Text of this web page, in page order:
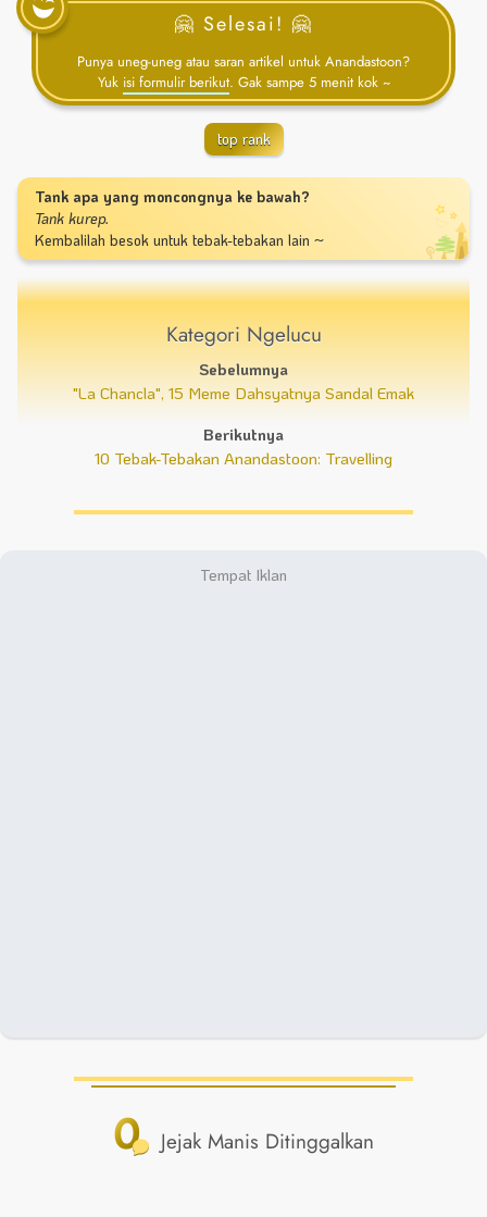
🤗 Selesai! 🤗
Punya uneg-uneg atau saran artikel untuk Anandastoon?
Yuk isi formulir berikut. Gak sampe 5 menit kok ~
top rank
Tank apa yang moncongnya ke bawah?
Tank kurep.
Kembalilah besok untuk tebak-tebakan lain ~
Kategori Ngelucu
Sebelumnya
"La Chancla", 15 Meme Dahsyatnya Sandal Emak
Berikutnya
10 Tebak-Tebakan Anandastoon: Travelling
0 Jejak Manis Ditinggalkan